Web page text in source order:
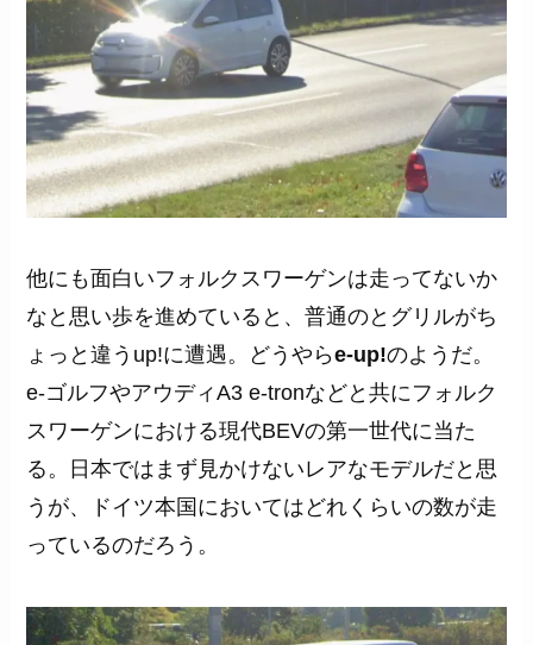
他にも面白いフォルクスワーゲンは走ってないか
なと思い歩を進めていると、普通のとグリルがち
ょっと違うup!に遭遇。どうやらe-up!のようだ。
e-ゴルフやアウディA3 e-tronなどと共にフォルク
スワーゲンにおける現代BEVの第一世代に当た
る。日本ではまず見かけないレアなモデルだと思
うが、ドイツ本国においてはどれくらいの数が走
っているのだろう。